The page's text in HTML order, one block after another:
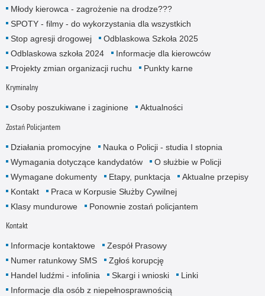
Młody kierowca - zagrożenie na drodze???
SPOTY - filmy - do wykorzystania dla wszystkich
Stop agresji drogowej
Odblaskowa Szkoła 2025
Odblaskowa szkoła 2024
Informacje dla kierowców
Projekty zmian organizacji ruchu
Punkty karne
Kryminalny
Osoby poszukiwane i zaginione Aktualności
Zostań Policjantem
Działania promocyjne
Nauka o Policji - studia I stopnia
Wymagania dotyczące kandydatów
O służbie w Policji
Wymagane dokumenty
Etapy, punktacja
Aktualne przepisy
Kontakt
Praca w Korpusie Służby Cywilnej
Klasy mundurowe
Ponownie zostań policjantem
Kontakt
Informacje kontaktowe
Zespół Prasowy
Numer ratunkowy SMS
Zgłoś korupcję
Handel ludźmi - infolinia
Skargi i wnioski
Linki
Informacje dla osób z niepełnosprawnością